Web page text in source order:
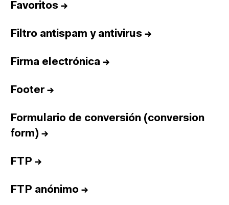
Favoritos →
Filtro antispam y antivirus →
Firma electrónica →
Footer→
Formulario de conversión (conversion
form) →
FTP →
FTP anónimo →